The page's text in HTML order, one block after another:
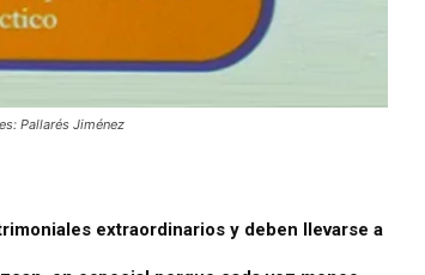
Pallarés Jiménez
extraordinarios y deben llevarse a